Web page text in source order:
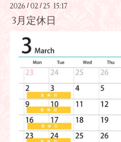
2026 / 02 /25 15:17
3月定休日